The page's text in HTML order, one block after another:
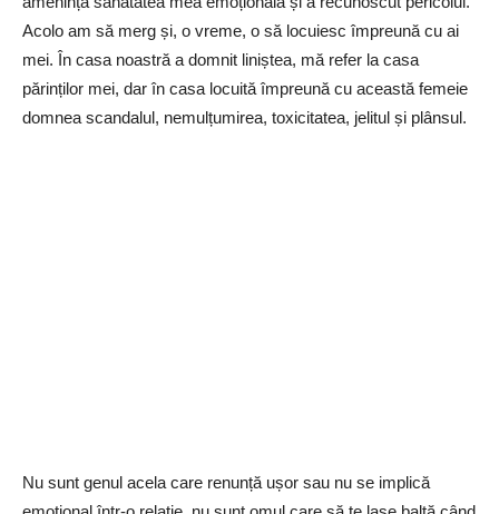
Acolo am să merg și, o vreme, o să locuiesc împreună cu ai
mei. În casa noastră a domnit liniștea, mă refer la casa
părinților mei, dar în casa locuită împreună cu această femeie
domnea scandalul, nemulțumirea, toxicitatea, jelitul și plânsul.
Nu sunt genul acela care renunță ușor sau nu se implică